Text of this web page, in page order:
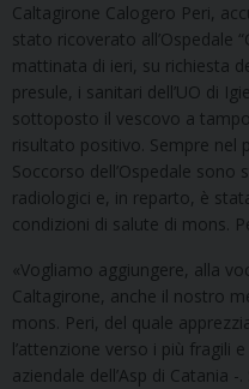
Caltagirone Calogero Peri,
stato ricoverato all’Ospedale
mattinata di ieri, su richiesta
presule, i sanitari dell’UO di
sottoposto il vescovo a
risultato positivo. Sempre nel
Soccorso dell’Ospedale sono
radiologici e, in reparto, è
condizioni di salute di mons.
«Vogliamo aggiungere, alla
Caltagirone, anche il nostro
mons. Peri, del quale
l’attenzione verso i più fragili
aziendale dell’Asp di Catania